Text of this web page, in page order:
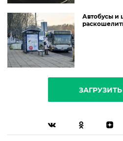
Автобусы и